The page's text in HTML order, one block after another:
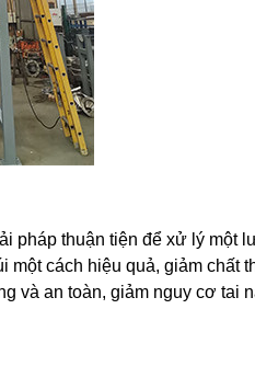
pháp thuận tiện để xử lý một
cách hiệu quả, giảm chất
an toàn, giảm nguy cơ tai